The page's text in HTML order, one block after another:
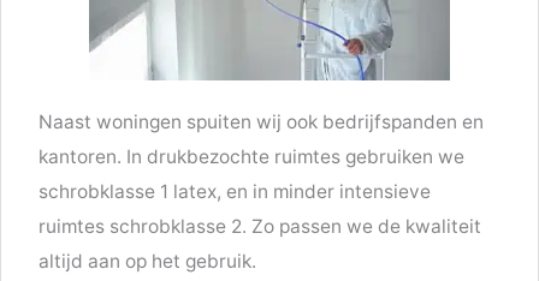
Naast woningen spuiten wij ook bedrijfspanden en
kantoren. In drukbezochte ruimtes gebruiken we
schrobklasse 1 latex, en in minder intensieve
ruimtes schrobklasse 2. Zo passen we de kwaliteit
altijd aan op het gebruik.